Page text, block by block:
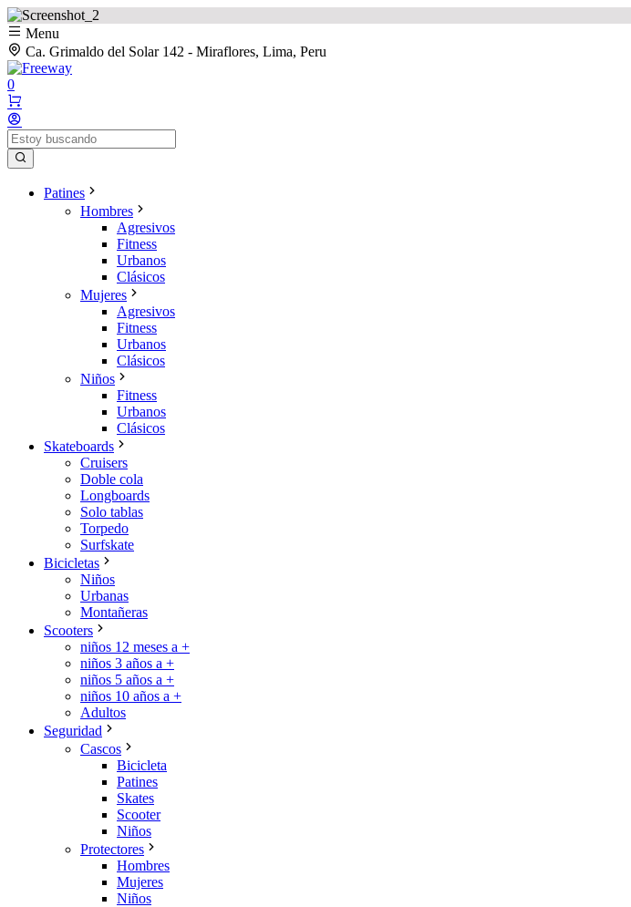
Menu
Ca. Grimaldo del Solar 142 - Miraflores, Lima, Peru
0
Patines
Hombres
Agresivos
Fitness
Urbanos
Clásicos
Mujeres
Agresivos
Fitness
Urbanos
Clásicos
Niños
Fitness
Urbanos
Clásicos
Skateboards
Cruisers
Doble cola
Longboards
Solo tablas
Torpedo
Surfskate
Bicicletas
Niños
Urbanas
Montañeras
Scooters
niños 12 meses a +
niños 3 años a +
niños 5 años a +
niños 10 años a +
Adultos
Seguridad
Cascos
Bicicleta
Patines
Skates
Scooter
Niños
Protectores
Hombres
Mujeres
Niños